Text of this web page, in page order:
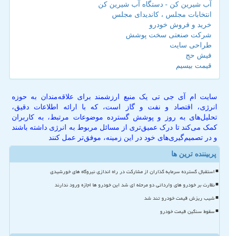
آب شیرین کن - دستگاه آب شیرین کن
انتخابات مجلس ، کاندیدای مجلس
خرید و فروش خودرو
شرکت صنعتی سخت پوشش
طراحی سایت
فیش حج
قیمت بیسیم
سایت ام آی جی تی یک منبع ارزشمند برای علاقه‌مندان به حوزه
انرژی، اقتصاد و نفت و گاز است، که با ارائه اطلاعات دقیق،
تحلیل‌های به روز و پوشش گسترده موضوعات مرتبط، به کاربران
کمک می‌کند تا درک عمیق‌تری از مسائل مربوط به انرژی داشته باشند
و در تصمیم‌گیری‌های خود در این زمینه، موفق‌تر عمل کنند
پربیننده ترین ها
استقبال گسترده سرمایه گذاران از مشارکت در راه اندازی نیروگاه های خورشیدی
نظارت بر خودرو های وارداتی دو مرحله ای شد این خودرو ها اجازه ورود ندارند
شیب ریزش قیمت خودرو تند شد
سقوط سنگین قیمت خودرو